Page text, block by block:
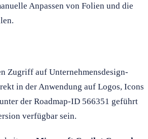
Anpassen von Folien und die
Zugriff auf Unternehmensdesign-
in der Anwendung auf Logos, Icons
der Roadmap-ID 566351 geführt
verfügbar sein.